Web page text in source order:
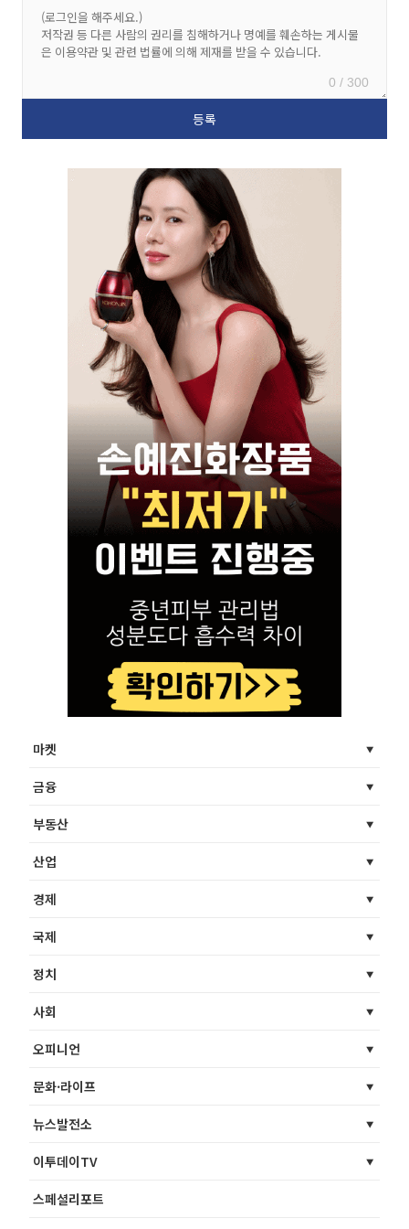
0 / 300
마켓
금융
부동산
산업
경제
국제
정치
사회
오피니언
문화·라이프
뉴스발전소
이투데이TV
스페셜리포트